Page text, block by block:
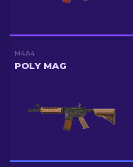
M4A4
POLY MAG